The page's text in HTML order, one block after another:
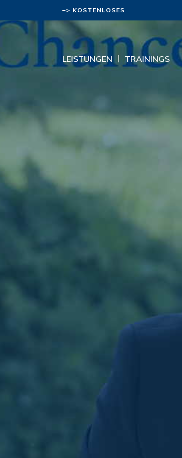
–> KOSTENLOSES
BERATUNGSGESPRÄCH
LEISTUNGEN TRAININGS